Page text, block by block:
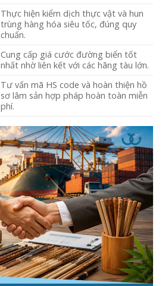
Thực hiện kiểm dịch thực vật và hun
trùng hàng hóa siêu tốc, đúng quy
chuẩn.
Cung cấp giá cước đường biển tốt
nhất nhờ liên kết với các hãng tàu lớn.
Tư vấn mã HS code và hoàn thiện hồ
sơ lâm sản hợp pháp hoàn toàn miễn
phí.